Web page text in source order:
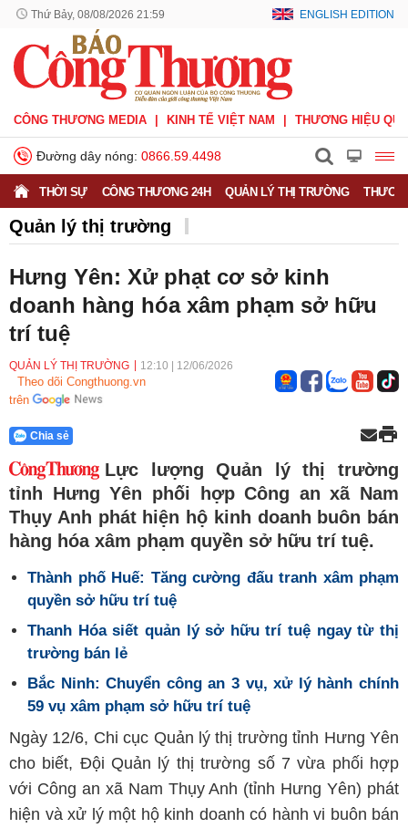
Thứ Bảy, 08/08/2026 21:59 ENGLISH EDITION
CÔNG THƯƠNG MEDIA KINH TẾ VIỆT NAM THƯƠNG HIỆU
Đường dây nóng: 0866.59.4498
THỜI SỰ CÔNG THƯƠNG 24H QUẢN LÝ THỊ TRƯỜNG
Quản lý thị trường
Hưng Yên: Xử phạt cơ sở kinh
doanh hàng hóa xâm phạm sở hữu
trí tuệ
QUẢN LÝ THỊ TRƯỜNG 12:10 12/06/2026
Theo dõi Congthuong.vn
trên
Chia sẻ
Lực lượng Quản lý thị trường
tỉnh Hưng Yên phối hợp Công an xã Nam
Thụy Anh phát hiện hộ kinh doanh buôn bán
hàng hóa xâm phạm quyền sở hữu trí tuệ.
Thành phố Huế: Tăng cường đấu tranh xâm phạm
quyền sở hữu trí tuệ
Thanh Hóa siết quản lý sở hữu trí tuệ ngay từ thị
trường bán lẻ
Bắc Ninh: Chuyển công an 3 vụ, xử lý hành chính
59 vụ xâm phạm sở hữu trí tuệ
Ngày 12/6, Chi cục Quản lý thị trường tỉnh Hưng Yên
cho biết, Đội Quản lý thị trường số 7 vừa phối hợp
với Công an xã Nam Thụy Anh (tỉnh Hưng Yên) phát
hiện và xử lý một hộ kinh doanh có hành vi buôn bán